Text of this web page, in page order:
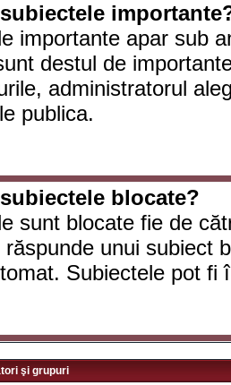
importante apar sub
destul de
administratorul
publica.
blocate?
sunt blocate fie de
răspunde unui subiect
Subiectele pot fi
şi grupuri